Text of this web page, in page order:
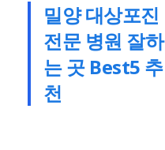
밀양 대상포진
전문 병원 잘하
는 곳 Best5 추
천